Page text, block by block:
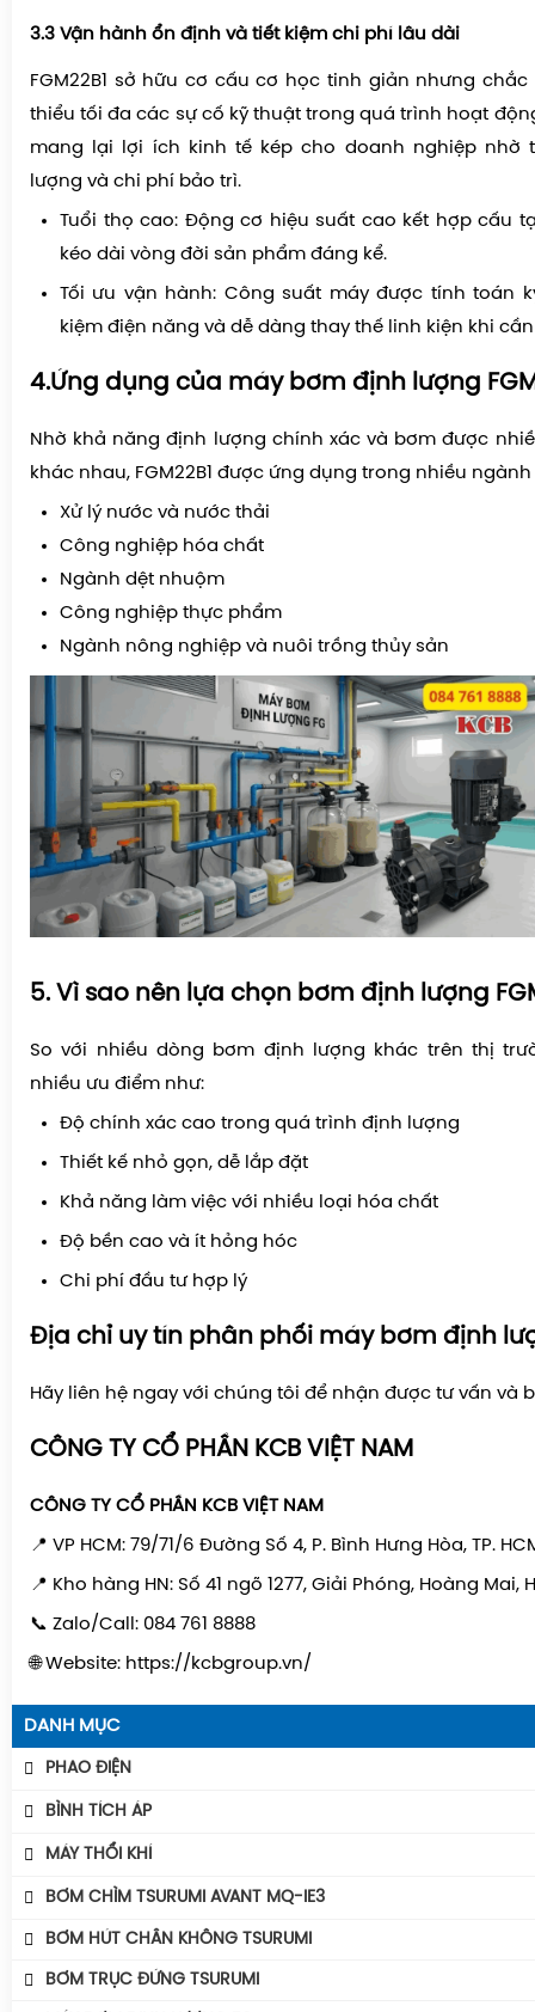
3.3 Vận hành ổn định và tiết kiệm chi phí lâu dài
FGM22B1 sở hữu cơ cấu cơ học tinh giản nhưng
thiểu tối đa các sự cố kỹ thuật trong quá trình hoạt
mang lại lợi ích kinh tế kép cho doanh nghiệp nhờ
lượng và chi phí bảo trì.
Tuổi thọ cao: Động cơ hiệu suất cao kết hợp cấu
kéo dài vòng đời sản phẩm đáng kể.
Tối ưu vận hành: Công suất máy được tính toán
kiệm điện năng và dễ dàng thay thế linh kiện khi
4.Ứng dụng của máy bơm định lượng
Nhờ khả năng định lượng chính xác và bơm được
khác nhau, FGM22B1 được ứng dụng trong nhiều
Xử lý nước và nước thải
Công nghiệp hóa chất
Ngành dệt nhuộm
Công nghiệp thực phẩm
Ngành nông nghiệp và nuôi trồng thủy sản
5. Vì sao nên lựa chọn bơm định lượng
So với nhiều dòng bơm định lượng khác trên thị
nhiều ưu điểm như:
Độ chính xác cao trong quá trình định lượng
Thiết kế nhỏ gọn, dễ lắp đặt
Khả năng làm việc với nhiều loại hóa chất
Độ bền cao và ít hỏng hóc
Chi phí đầu tư hợp lý
Địa chỉ uy tín phân phối máy bơm định
Hãy liên hệ ngay với chúng tôi để nhận được tư vấn và
CÔNG TY CỔ PHẦN KCB VIỆT NAM
CÔNG TY CỔ PHẦN KCB VIỆT NAM
📍 VP HCM: 79/71/6 Đường Số 4, P. Bình Hưng Hòa, TP.
📍 Kho hàng HN: Số 41 ngõ 1277, Giải Phóng, Hoàng Mai,
📞 Zalo/Call: 084 761 8888
🌐 Website: https://kcbgroup.vn/
DANH MỤC
PHAO ĐIỆN
Phao Báo Mức
Phao Điện Tecno- Italy
BÌNH TÍCH ÁP
Bình Tích Áp Aquafill
Bình Tích Áp VAREM
BÌNH GIÃN NỞ AQUAFILL
MÁY THỔI KHÍ
Máy Thổi Khí Con Sò GOORUI
Máy Thổi Khí Tsurumi
Máy Thổi Khí Công Suất
BƠM CHÌM TSURUMI AVANT MQ-IE3
Máy Bơm Tsurumi Avant MQU
Máy Bơm Tsurumi Avant MQC
BƠM HÚT CHÂN KHÔNG TSURUMI
BƠM TRỤC ĐỨNG TSURUMI